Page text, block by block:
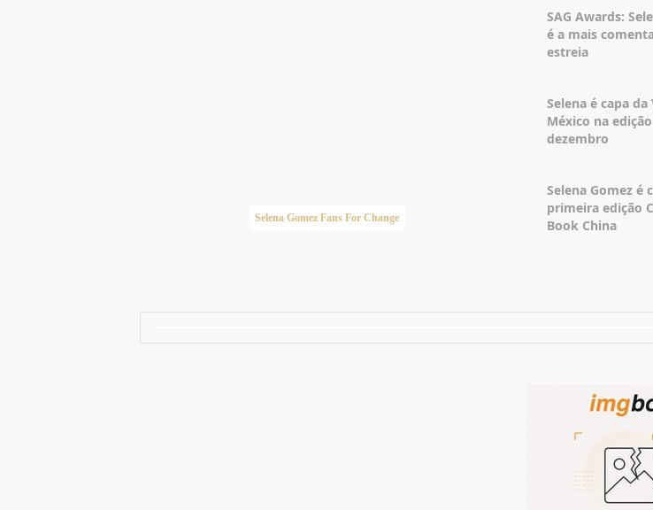
Selena Gomez Fans For Change Taylor
SAG Awards:
é a mais
estreia
Selena é capa da
México na
dezembro
Selena Gomez é
primeira edição
Book China